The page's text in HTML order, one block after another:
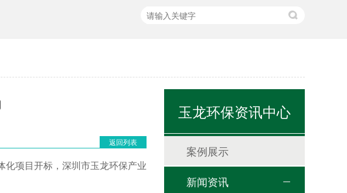
返回列表
项目开标，深圳市玉龙环保产业
玉龙环保资讯中心
案例展示
新闻资讯